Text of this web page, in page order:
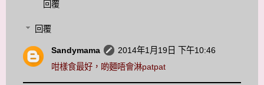
回覆
回覆
Sandymama
2014年1月19日 下午10:46
咁樣食最好，啲麵唔會淋patpat